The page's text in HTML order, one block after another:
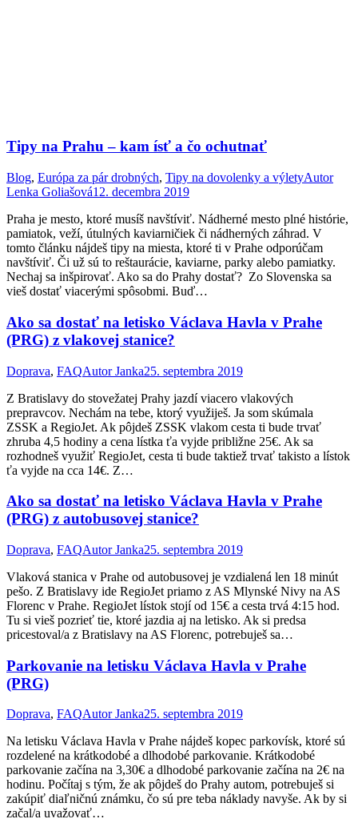
Tipy na Prahu – kam ísť a čo ochutnať
Blog, Európa za pár drobných, Tipy na dovolenky a výletyAutor
Lenka Goliašová12. decembra 2019
Praha je mesto, ktoré musíš navštíviť. Nádherné mesto plné histórie,
pamiatok, veží, útulných kaviarničiek či nádherných záhrad. V
tomto článku nájdeš tipy na miesta, ktoré ti v Prahe odporúčam
navštíviť. Či už sú to reštaurácie, kaviarne, parky alebo pamiatky.
Nechaj sa inšpirovať. Ako sa do Prahy dostať? Zo Slovenska sa
vieš dostať viacerými spôsobmi. Buď…
Ako sa dostať na letisko Václava Havla v Prahe
(PRG) z vlakovej stanice?
Doprava, FAQAutorJanka25. septembra 2019
Z Bratislavy do stovežatej Prahy jazdí viacero vlakových
prepravcov. Nechám na tebe, ktorý využiješ. Ja som skúmala
ZSSK a RegioJet. Ak pôjdeš ZSSK vlakom cesta ti bude trvať
zhruba 4,5 hodiny a cena lístka ťa vyjde približne 25€. Ak sa
rozhodneš využiť RegioJet, cesta ti bude taktiež trvať takisto a lístok
ťa vyjde na cca 14€. Z…
Ako sa dostať na letisko Václava Havla v Prahe
(PRG) z autobusovej stanice?
Doprava, FAQAutorJanka25. septembra 2019
Vlaková stanica v Prahe od autobusovej je vzdialená len 18 minút
pešo. Z Bratislavy ide RegioJet priamo z AS Mlynské Nivy na AS
Florenc v Prahe. RegioJet lístok stojí od 15€ a cesta trvá 4:15 hod.
Tu si vieš pozrieť tie, ktoré jazdia aj na letisko. Ak si predsa
pricestoval/a z Bratislavy na AS Florenc, potrebuješ sa…
Parkovanie na letisku Václava Havla v Prahe
(PRG)
Doprava, FAQAutorJanka25. septembra 2019
Na letisku Václava Havla v Prahe nájdeš kopec parkovísk, ktoré sú
rozdelené na krátkodobé a dlhodobé parkovanie. Krátkodobé
parkovanie začína na 3,30€ a dlhodobé parkovanie začína na 2€ na
hodinu. Počítaj s tým, že ak pôjdeš do Prahy autom, potrebuješ si
zakúpiť diaľničnú známku, čo sú pre teba náklady navyše. Ak by si
začal/a uvažovať…